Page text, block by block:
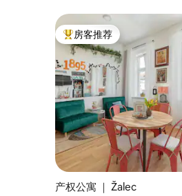
热门「房客推荐」
房客推荐
产权公寓 ｜ Žalec